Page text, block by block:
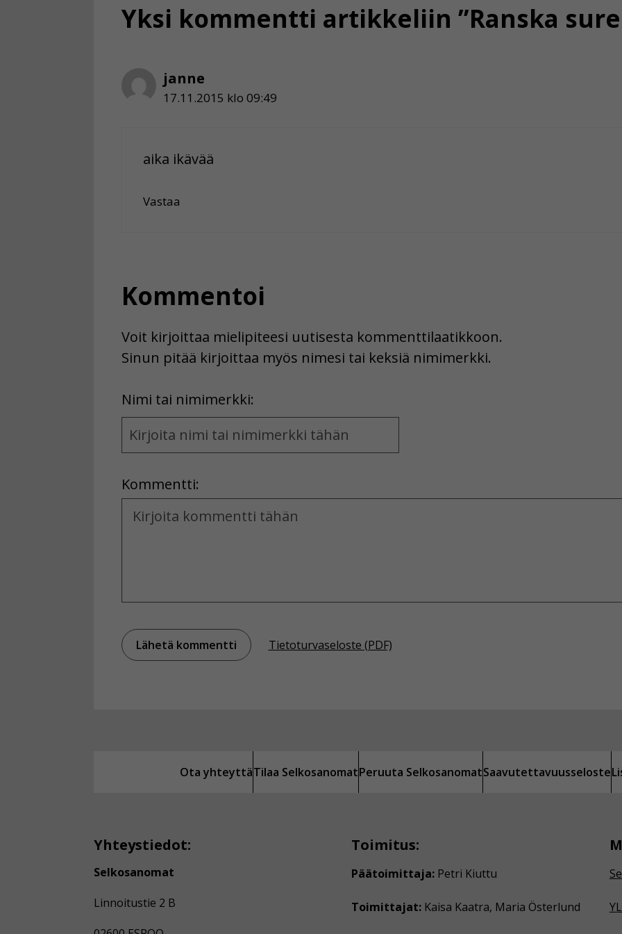
Yksi kommentti artikkeliin ”Ranska
janne
17.11.2015 klo 09:49
aika ikävää
Vastaa
Kommentoi
Voit kirjoittaa mielipiteesi uutisesta kommenttilaatikkoon.
Sinun pitää kirjoittaa myös nimesi tai keksiä nimimerkki.
Nimi tai nimimerkki:
Name
and
Kommentti:
Kommentti
Tietoturvaseloste (PDF)
Ota yhteyttäTilaa SelkosanomatPeruuta SelkosanomatSaavutettavuusseloste
Yhteystiedot:
Selkosanomat
Linnoitustie 2 B
Toimitus:
Päätoimittaja: Petri Kiuttu
Toimittajat: Kaisa Kaatra, Maria Österlund